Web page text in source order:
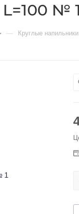
№ 1
— Круглые напильники